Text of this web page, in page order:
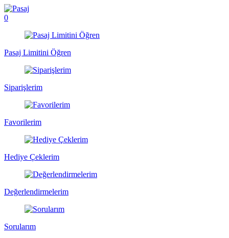
0
Pasaj Limitini Öğren
Siparişlerim
Favorilerim
Hediye Çeklerim
Değerlendirmelerim
Sorularım